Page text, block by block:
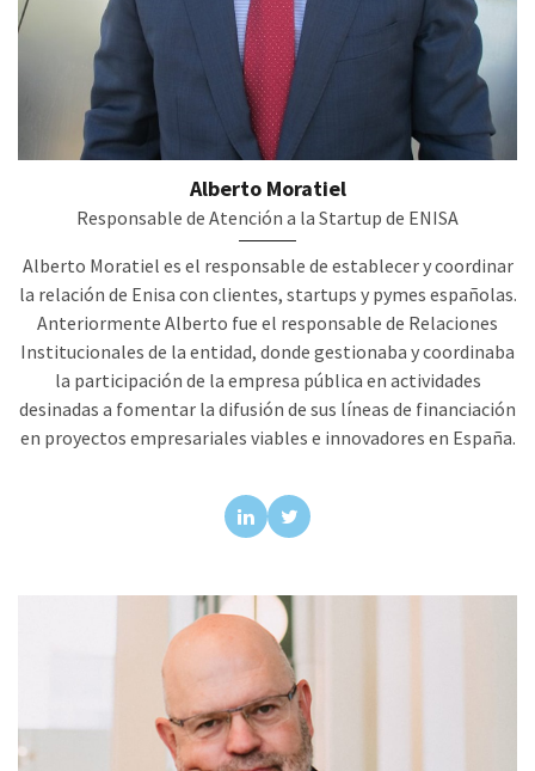
Alberto Moratiel
Responsable de Atención a la Startup de ENISA
Alberto Moratiel es el responsable de establecer y coordinar
la relación de Enisa con clientes, startups y pymes españolas.
Anteriormente Alberto fue el responsable de Relaciones
Institucionales de la entidad, donde gestionaba y coordinaba
la participación de la empresa pública en actividades
desinadas a fomentar la difusión de sus líneas de financiación
en proyectos empresariales viables e innovadores en España.